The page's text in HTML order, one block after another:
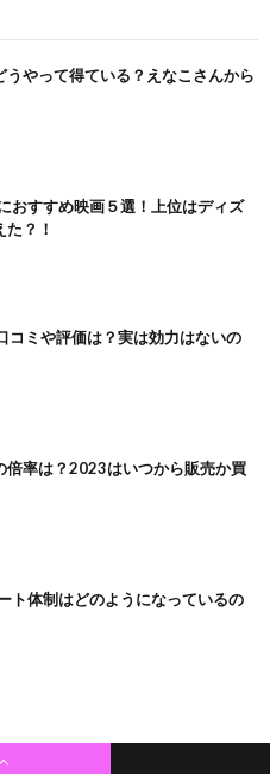
うやって得ている？えなこさんから
おすすめ映画５選！上位はディズ
？！
コミや評価は？実は効力はないの
倍率は？2023はいつから販売か買
ト体制はどのようになっているの